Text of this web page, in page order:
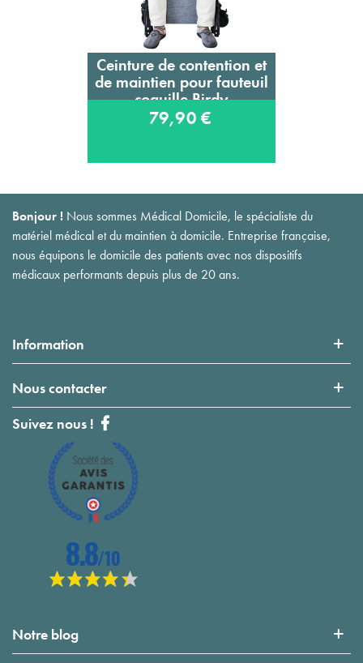
Ceinture de contention et
de maintien pour fauteuil
coquille Birdy
79,90 €
Bonjour ! Nous sommes Médical Domicile, le spécialiste du
matériel médical et du maintien à domicile. Entreprise française,
nous équipons le domicile des patients avec nos dispositifs
médicaux performants depuis plus de 20 ans.
Information
Nous contacter
Suivez nous !
Notre blog